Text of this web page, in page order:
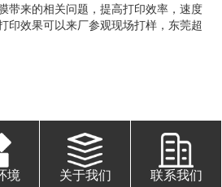
带来的相关问题，提高打印效率，速度
印效果可以来厂参观现场打样，东莞超
境 关于我们 联系我们